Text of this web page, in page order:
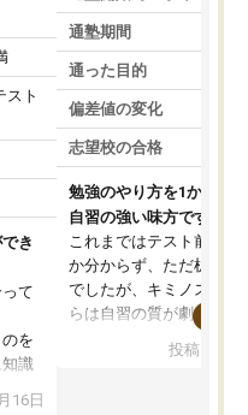
スト
き
て
を
識
習
16日
通塾期間
通った目的
偏差値の変化
志望校の合格
勉強のやり方を1から教
自習の強い味方です。
これまではテスト前に何
か分からず、ただ机に座
でしたが、キミノスクー
らは自習の質が劇的に変
を明確にしてくれるの
投稿日：